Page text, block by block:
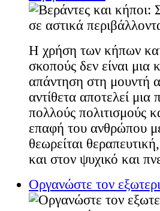
Η χρήση των κήπων
σκοπούς δεν είναι μια
απάντηση στη μουντή
αντίθετα αποτελεί
πολλούς πολιτισμούς
επαφή του ανθρώπου
θεωρείται
και στον ψυχικό και
Οργανώστε τον